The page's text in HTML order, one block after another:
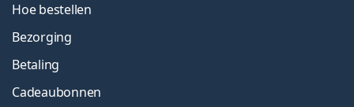
Hoe bestellen
Bezorging
Betaling
Cadeaubonnen